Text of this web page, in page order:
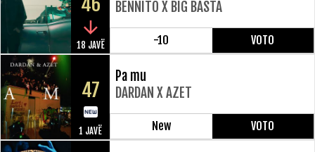
18 JAVË
BENNITO X BIG BASTA
-10 VOTO
47
1 JAVË
Pa mu
DARDAN X AZET
New VOTO